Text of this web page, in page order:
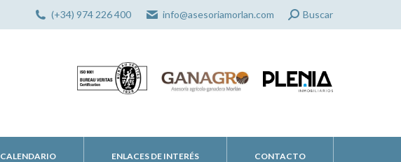
(+34) 974 226 400 info@asesoriamorlan.com Search:
Buscar
CALENDARIO ENLACES DE INTERÉS CONTACTO